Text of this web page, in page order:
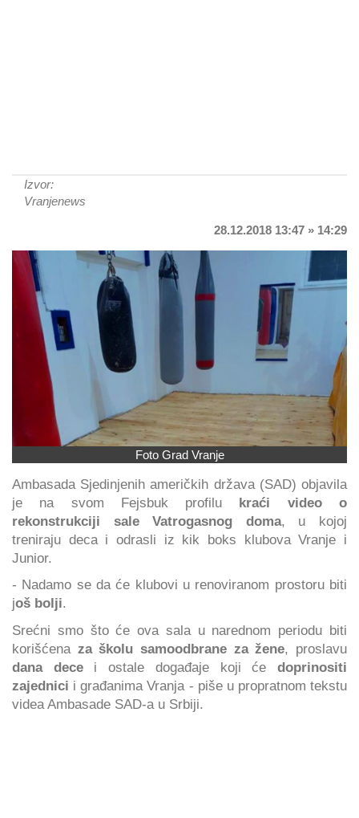
Izvor:
Vranjenews
28.12.2018 13:47 » 14:29
Foto Grad Vranje
Ambasada Sjedinjenih američkih država (SAD) objavila
je na svom Fejsbuk profilu kraći video
o
rekonstrukciji sale
Vatrogasnog doma, u kojoj
treniraju deca i odrasli iz kik boks klubova Vranje i
Junior.
- Nadamo se da će klubovi u renoviranom prostoru biti
još bolji.
Srećni smo što će ova sala u narednom periodu biti
korišćena za školu samoodbrane za žene, proslavu
dana decei ostale događaje koji ćedoprinositi
zajednici i građanima Vranja - piše u propratnom tekstu
videa Ambasade SAD-a u Srbiji.